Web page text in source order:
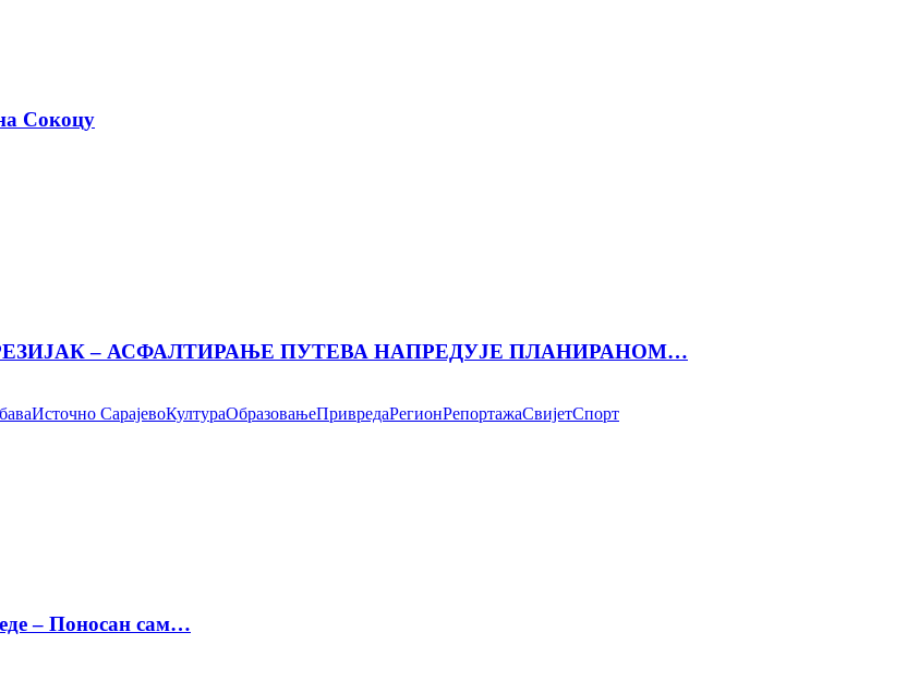
Сокоцу
– АСФАЛТИРАЊЕ ПУТЕВА НАПРЕДУЈЕ ПЛАНИРАНОМ…
Источно СарајевоКултураОбразовањеПривредаРегионРепортажаСвијетСпорт
– Поносан сам…